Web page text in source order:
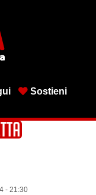
Sostieni
- 21:30